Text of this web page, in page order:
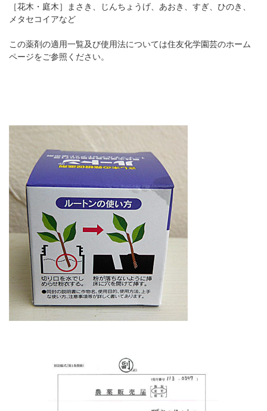
［花木・庭木］まさき、じんちょうげ、あおき、すぎ、ひのき、
メタセコイアなど
この薬剤の適用一覧及び使用法については住友化学園芸のホーム
ページをご参照ください。